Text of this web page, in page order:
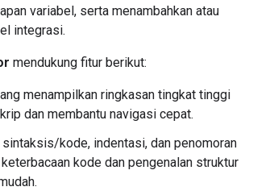
variabel, serta menambahkan atau
integrasi.
mendukung fitur berikut:
menampilkan ringkasan tingkat tinggi
dan membantu navigasi cepat.
sintaksis/kode, indentasi, dan penomoran
kode dan pengenalan struktur